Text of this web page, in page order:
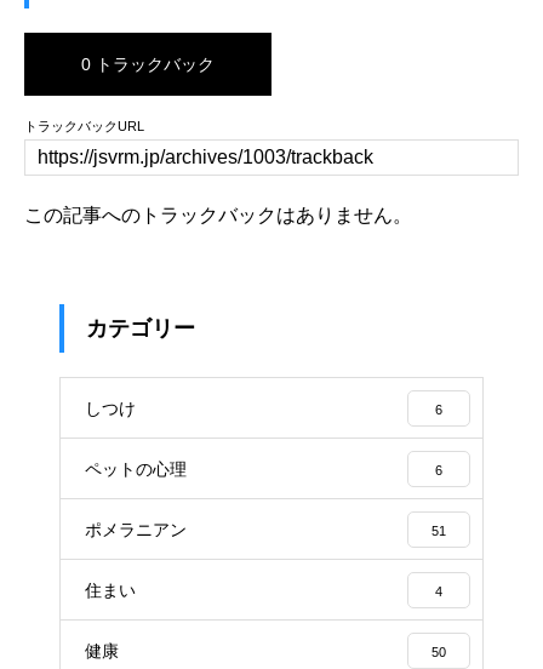
0 トラックバック
トラックバックURL
この記事へのトラックバックはありません。
カテゴリー
しつけ 6
ペットの心理 6
ポメラニアン 51
住まい 4
健康 50